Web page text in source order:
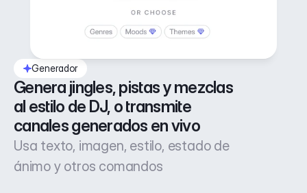
Generador
Genera jingles, pistas y mezclas
al estilo de DJ, o transmite
canales generados en vivo
Usa texto, imagen, estilo, estado de
ánimo y otros comandos